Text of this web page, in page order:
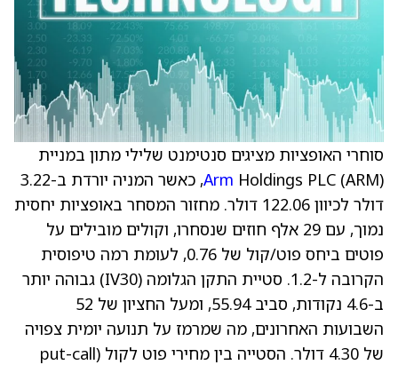
סוחרי האופציות מציגים סנטימנט שלילי מתון במניית
Arm
Holdings PLC (ARM), כאשר המניה יורדת ב-3.22
דולר לכיוון 122.06 דולר. מחזור המסחר באופציות יחסית
נמוך, עם 29 אלף חוזים שנסחרו, וקולים מובילים על
פוטים ביחס פוט/קול של 0.76, לעומת רמה טיפוסית
הקרובה ל-1.2. סטיית התקן הגלומה (IV30) גבוהה יותר
ב-4.6 נקודות, סביב 55.94, ומעל החציון של 52
השבועות האחרונים, מה שמרמז על תנועה יומית צפויה
של 4.30 דולר. הסטייה בין מחירי פוט לקול (put-call